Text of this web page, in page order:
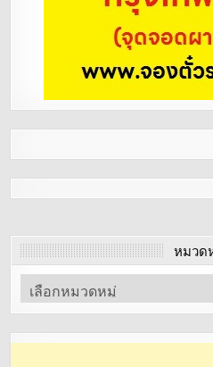
หมวด
หมวด
หมู่